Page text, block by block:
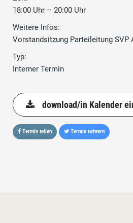
18:00 Uhr – 20:00 Uhr
Weitere Infos:
Vorstandsitzung Parteileitung SVP
Typ:
Interner Termin
download/in Kalender
Termin teilen Termin twittern